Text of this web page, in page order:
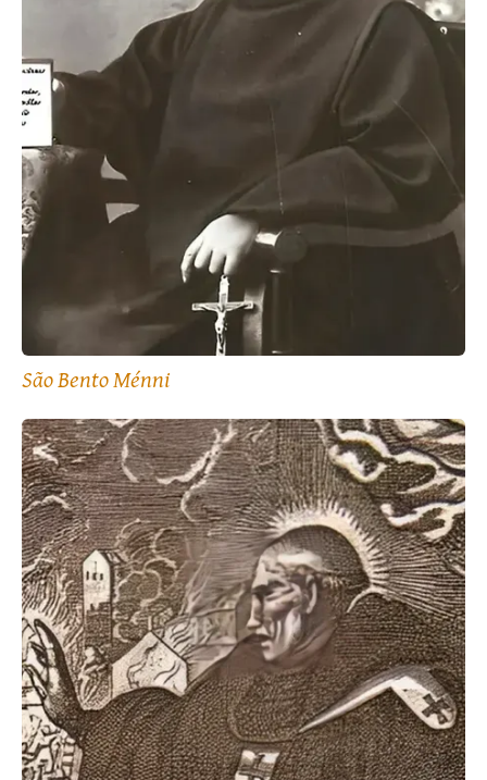
São Bento Ménni